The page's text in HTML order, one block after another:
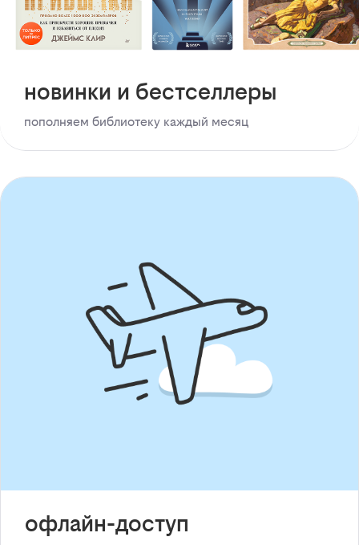
новинки и бестселлеры
пополняем библиотеку каждый месяц
офлайн-доступ